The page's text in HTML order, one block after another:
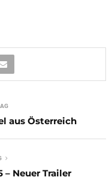
aus Österreich
– Neuer Trailer